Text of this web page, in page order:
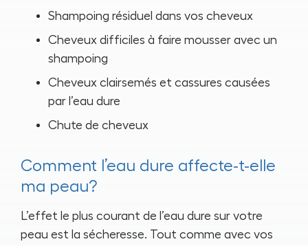
Shampoing résiduel dans vos cheveux
Cheveux difficiles à faire mousser avec un
shampoing
Cheveux clairsemés et cassures causées
par l’eau dure
Chute de cheveux
Comment l’eau dure affecte-t-elle
ma peau?
L’effet le plus courant de l’eau dure sur votre
peau est la sécheresse. Tout comme avec vos